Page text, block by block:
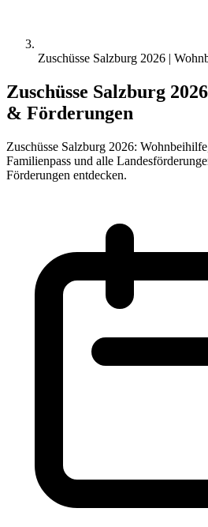
Zuschüsse Salzburg 2026 |
Zuschüsse Salzburg
& Förderungen
Zuschüsse Salzburg 2026:
Familienpass und alle
Förderungen entdecken.